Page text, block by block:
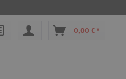
0,00 € *